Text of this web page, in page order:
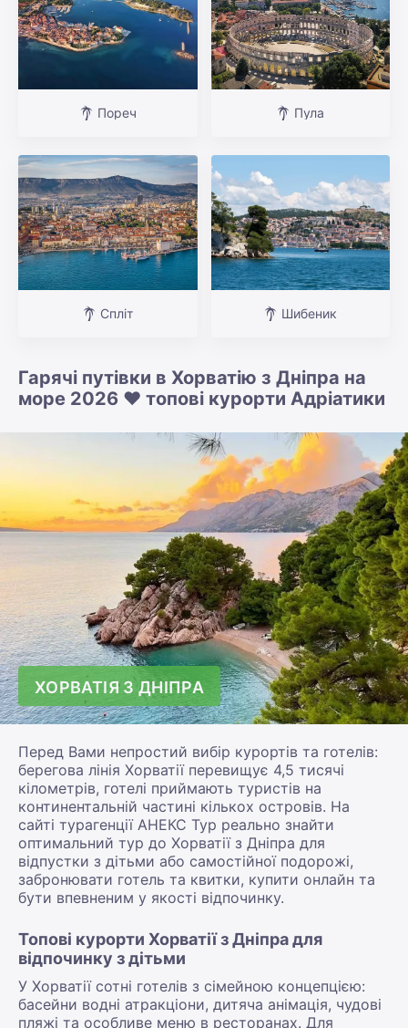
Пореч Пула
Спліт Шибеник
Гарячі путівки в Хорватію з Дніпра на
море 2026 ❤️ топові курорти Адріатики
ХОРВАТІЯ З ДНІПРА
Перед Вами непростий вибір курортів та готелів:
берегова лінія Хорватії перевищує 4,5 тисячі
кілометрів, готелі приймають туристів на
континентальній частині кількох островів. На
сайті турагенції АНЕКС Тур реально знайти
оптимальний тур до Хорватії з Дніпра для
відпустки з дітьми або самостійної подорожі,
забронювати готель та квитки, купити онлайн та
бути впевненим у якості відпочинку.
Топові курорти Хорватії з Дніпра для
відпочинку з дітьми
У Хорватії сотні готелів з сімейною концепцією:
басейни водні атракціони, дитяча анімація, чудові
пляжі та особливе меню в ресторанах. Для